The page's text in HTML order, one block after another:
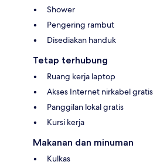
Shower
Pengering rambut
Disediakan handuk
Tetap terhubung
Ruang kerja laptop
Akses Internet nirkabel gratis
Panggilan lokal gratis
Kursi kerja
Makanan dan minuman
Kulkas